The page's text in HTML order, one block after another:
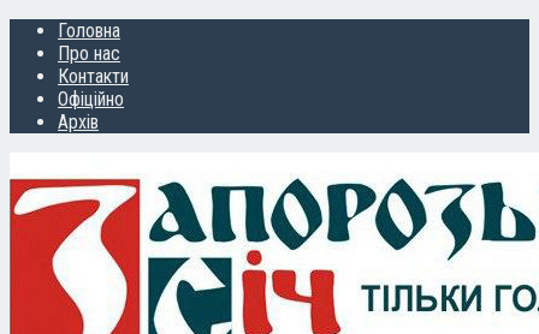
Головна
Про нас
Контакти
Офіційно
Архів